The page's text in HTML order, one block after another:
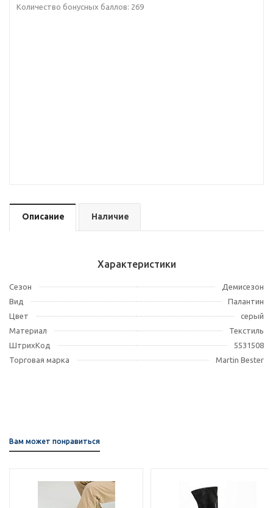
Количество бонусных баллов: 269
Описание Наличие
Характеристики
Сезон
Демисезон
Вид
Палантин
Цвет
серый
Материал
Текстиль
ШтрихКод
5531508
Торговая марка
Martin Bester
Вам может понравиться